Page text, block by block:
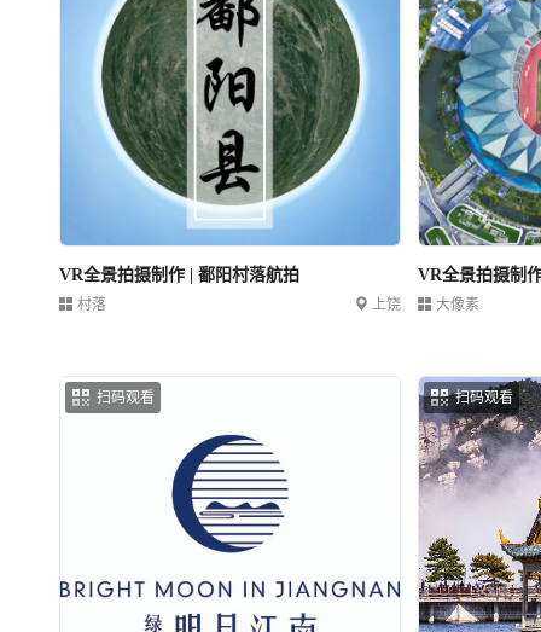
VR全景拍摄制作 | 鄱阳村落航拍
村落 上饶
VR全景拍摄制
大像素
扫码观看 扫码观看